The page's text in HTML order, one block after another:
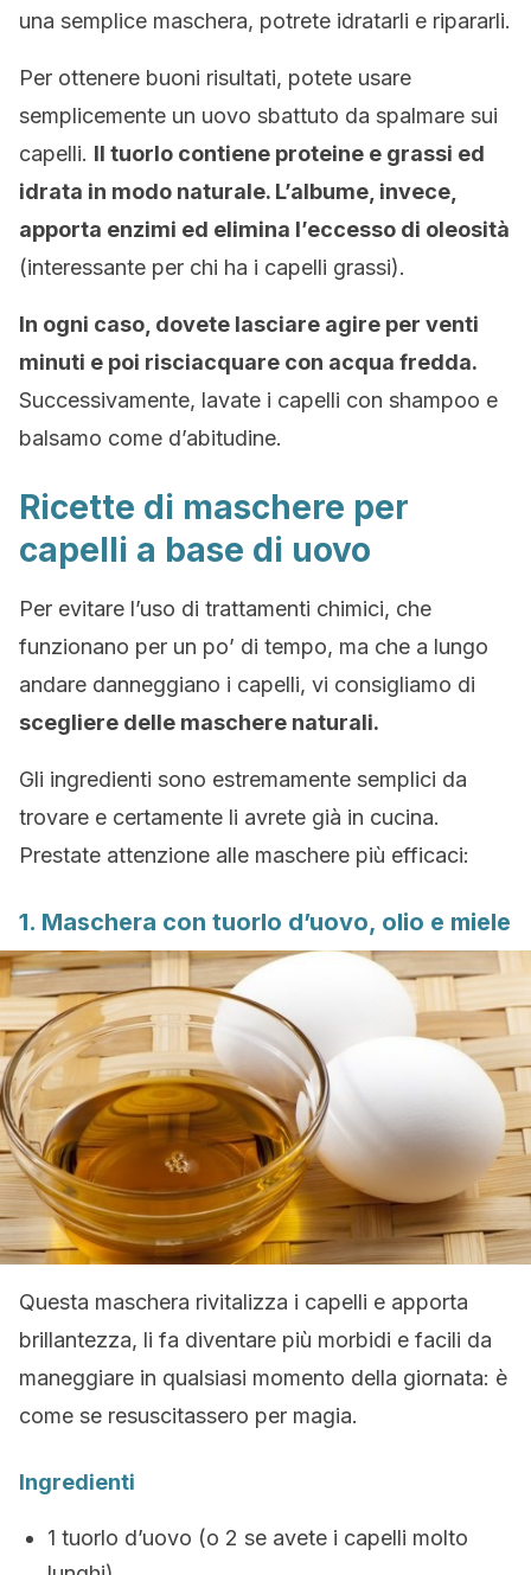
una semplice maschera, potrete idratarli e ripararli.
Per ottenere buoni risultati, potete usare
semplicemente un uovo sbattuto da spalmare sui
capelli. Il tuorlo contiene proteine e grassi ed
idrata in modo naturale. L’albume, invece,
apporta enzimi ed elimina l’eccesso di oleosità
(interessante per chi ha i capelli grassi).
In ogni caso, dovete lasciare agire per venti
minuti e poi risciacquare con acqua fredda.
Successivamente, lavate i capelli con shampoo e
balsamo come d’abitudine.
Ricette di maschere per
capelli a base di uovo
Per evitare l’uso di trattamenti chimici, che
funzionano per un po’ di tempo, ma che a lungo
andare danneggiano i capelli, vi consigliamo di
scegliere delle maschere naturali.
Gli ingredienti sono estremamente semplici da
trovare e certamente li avrete già in cucina.
Prestate attenzione alle maschere più efficaci:
1. Maschera con tuorlo d’uovo, olio e miele
Questa maschera rivitalizza i capelli e apporta
brillantezza, li fa diventare più morbidi e facili da
maneggiare in qualsiasi momento della giornata: è
come se resuscitassero per magia.
Ingredienti
1 tuorlo d’uovo (o 2 se avete i capelli molto